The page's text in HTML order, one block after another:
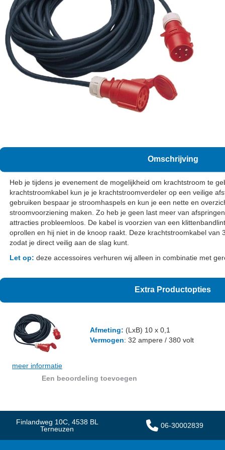
Omschrijving
Heb je tijdens je evenement de mogelijkheid om krachtstroom te
krachtstroomkabel kun je je krachtstroomverdeler op een veilige
gebruiken bespaar je stroomhaspels en kun je een nette en
stroomvoorziening maken. Zo heb je geen last meer van
attracties probleemloos. De kabel is voorzien van een
oprollen en hij niet in de knoop raakt. Deze krachtstroomkabel van
zodat je direct veilig aan de slag kunt.
Let op: deze accessoires verhuren wij alleen in combinatie met
Extra Productopties
meer informatie
Afmeting: (LxB) 10 x 0,1
Vermogen: 32 ampere / 380 volt
Een beoordeling toevoegen
Finlandweg 10C, 4538 BL
Terneuzen
06-30002839